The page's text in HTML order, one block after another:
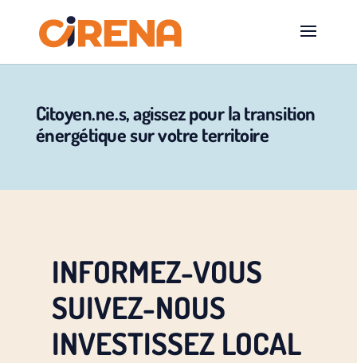
Citoyen.ne.s, agissez pour la transition
énergétique sur votre territoire
INFORMEZ-VOUS
SUIVEZ-NOUS
INVESTISSEZ LOCAL